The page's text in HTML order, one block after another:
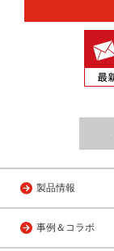
製品情報
事例＆コラボ